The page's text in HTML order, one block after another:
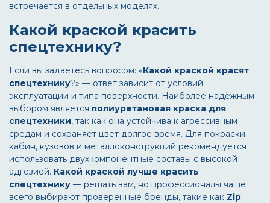
встречается в отдельных моделях.
Какой краской красить
спецтехнику?
Если вы задаётесь вопросом: «Какой краской красят
спецтехнику?» — ответ зависит от условий
эксплуатации и типа поверхности. Наиболее надёжным
выбором является полиуретановая краска для
спецтехники, так как она устойчива к агрессивным
средам и сохраняет цвет долгое время. Для покраски
кабин, кузовов и металлоконструкций рекомендуется
использовать двухкомпонентные составы с высокой
адгезией. Какой краской лучше красить
спецтехнику — решать вам, но профессионалы чаще
всего выбирают проверенные бренды, такие как Zip